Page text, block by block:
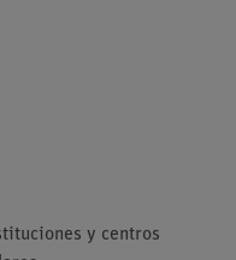
y centros